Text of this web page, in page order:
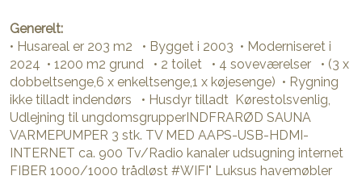
Generelt:
• Husareal er 203 m2 • Bygget i 2003 • Moderniseret i
2024 • 1200 m2 grund • 2 toilet • 4 soveværelser • (3 x
dobbeltsenge,6 x enkeltsenge,1 x køjesenge) • Rygning
ikke tilladt indendørs • Husdyr tilladt Kørestolsvenlig,
Udlejning til ungdomsgrupperINDFRARØD SAUNA
VARMEPUMPER 3 stk. TV MED AAPS-USB-HDMI-
INTERNET ca. 900 Tv/Radio kanaler udsugning internet
FIBER 1000/1000 trådløst #WIFI" Luksus havemøbler